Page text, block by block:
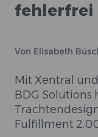
fehlerfrei
Von Elisabeth
Mit Xentral
BDG
Fulfillment